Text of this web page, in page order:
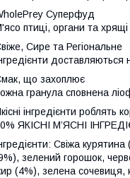
Суперфуд
птиці, органи та
Сире та Регіональне
що захоплює
гранула сповнена
інгредієнти роблять
ЯКІСНІ М’ЯСНІ
Свіжа
зелений горошок,
(4%), зелена сочевиця,